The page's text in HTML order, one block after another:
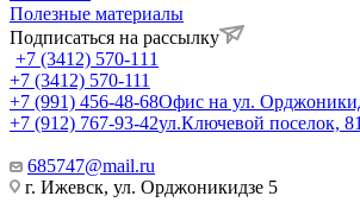
Полезные материалы
Подписаться на рассылку
+7 (3412) 570-111
+7 (3412) 570-111
+7 (991) 456-48-68Офис на ул.
+7 (912) 767-93-42ул.Ключевой поселок,
685747@mail.ru
г. Ижевск, ул. Орджоникидзе 5